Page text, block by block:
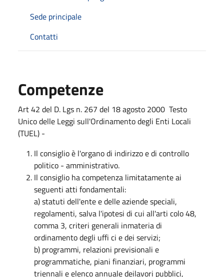
Sede principale
Contatti
Competenze
Art 42 del D. Lgs n. 267 del 18 agosto 2000 Testo
Unico delle Leggi sull'Ordinamento degli Enti Locali
(TUEL) -
Il consiglio è l'organo di indirizzo e di controllo
politico - amministrativo.
Il consiglio ha competenza limitatamente ai
seguenti atti fondamentali:
a) statuti dell'ente e delle aziende speciali,
regolamenti, salva l'ipotesi di cui all'arti colo 48,
comma 3, criteri generali inmateria di
ordinamento degli uffi ci e dei servizi;
b) programmi, relazioni previsionali e
programmatiche, piani finanziari, programmi
triennali e elenco annuale deilavori pubblici,